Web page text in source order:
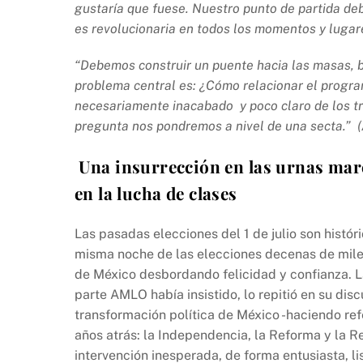
gustaría que fuese. Nuestro punto de partida
es revolucionaria en todos los momentos y
“Debemos construir un puente hacia las
problema central es: ¿Cómo relacionar el
necesariamente inacabado y poco claro de los
pregunta nos pondremos a nivel de una secta.”
Una insurrección en las urnas
en la lucha de clases
Las pasadas elecciones del 1 de julio son
misma noche de las elecciones decenas de
de México desbordando felicidad y confianza.
parte AMLO había insistido, lo repitió en su
transformación política de México -haciendo
años atrás: la Independencia, la Reforma y la
intervención inesperada, de forma entusiasta,